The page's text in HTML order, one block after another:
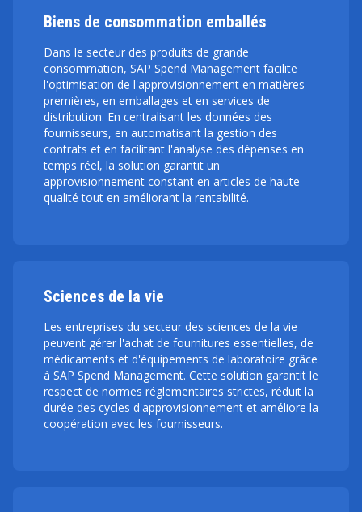
Biens de consommation emballés
Dans le secteur des produits de grande
consommation, SAP Spend Management facilite
l'optimisation de l'approvisionnement en matières
premières, en emballages et en services de
distribution. En centralisant les données des
fournisseurs, en automatisant la gestion des
contrats et en facilitant l'analyse des dépenses en
temps réel, la solution garantit un
approvisionnement constant en articles de haute
qualité tout en améliorant la rentabilité.
Sciences de la vie
Les entreprises du secteur des sciences de la vie
peuvent gérer l'achat de fournitures essentielles, de
médicaments et d'équipements de laboratoire grâce
à SAP Spend Management. Cette solution garantit le
respect de normes réglementaires strictes, réduit la
durée des cycles d'approvisionnement et améliore la
coopération avec les fournisseurs.